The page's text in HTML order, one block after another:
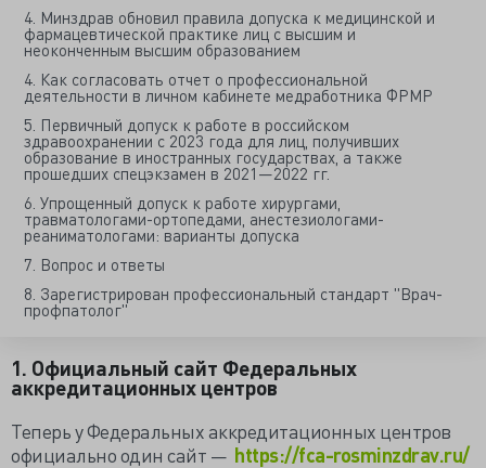
4. Минздрав обновил правила допуска к медицинской и
фармацевтической практике лиц с высшим и
неоконченным высшим образованием
4. Как согласовать отчет о профессиональной
деятельности в личном кабинете медработника ФРМР
5. Первичный допуск к работе в российском
здравоохранении c 2023 года для лиц, получивших
образование в иностранных государствах, а также
прошедших спецэкзамен в 2021—2022 гг.
6. Упрощенный допуск к работе хирургами,
травматологами-ортопедами, анестезиологами-
реаниматологами: варианты допуска
7. Вопрос и ответы
8. Зарегистрирован профессиональный стандарт "Врач-
профпатолог"
1. Официальный сайт Федеральных
аккредитационных центров
Теперь у Федеральных аккредитационных центров
официально один сайт — https://fca-rosminzdrav.ru/